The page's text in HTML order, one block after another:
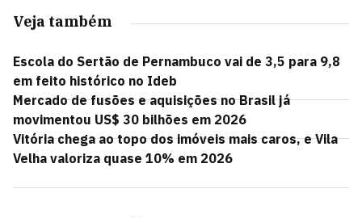
Veja também
Escola do Sertão de Pernambuco vai de 3,5 para 9,8
em feito histórico no Ideb
Mercado de fusões e aquisições no Brasil já
movimentou US$ 30 bilhões em 2026
Vitória chega ao topo dos imóveis mais caros, e Vila
Velha valoriza quase 10% em 2026